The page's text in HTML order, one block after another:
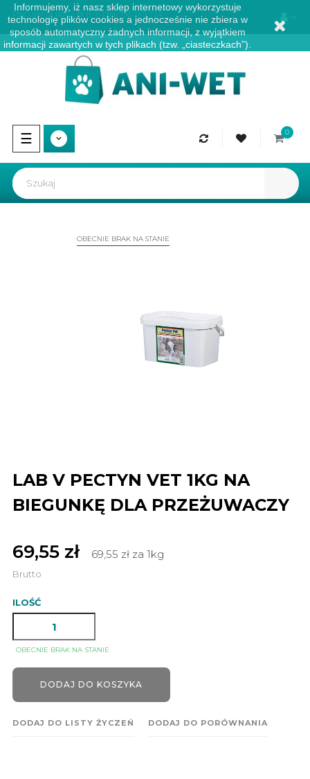
Pracujemy: pon - pt 8-16 | tel. 733 745 734
Przełącz
nawigację
☰ 0
OBECNIE BRAK NA STANIE
LAB V PECTYN VET 1KG NA
BIEGUNKĘ DLA PRZEŻUWACZY
69,55 zł 69,55 zł za 1kg
Brutto
ILOŚĆ
OBECNIE BRAK NA STANIE
DODAJ DO KOSZYKA
DODAJ DO LISTY ŻYCZEŃ DODAJ DO PORÓWNANIA
Informujemy, iż nasz sklep internetowy wykorzystuje
technologię plików cookies a jednocześnie nie zbiera w
sposób automatyczny żadnych informacji, z wyjątkiem
informacji zawartych w tych plikach (tzw. „ciasteczkach”).